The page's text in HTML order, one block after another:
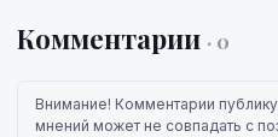
Комментарии · 0
Внимание! Комментарии
мнений может не совпадать с